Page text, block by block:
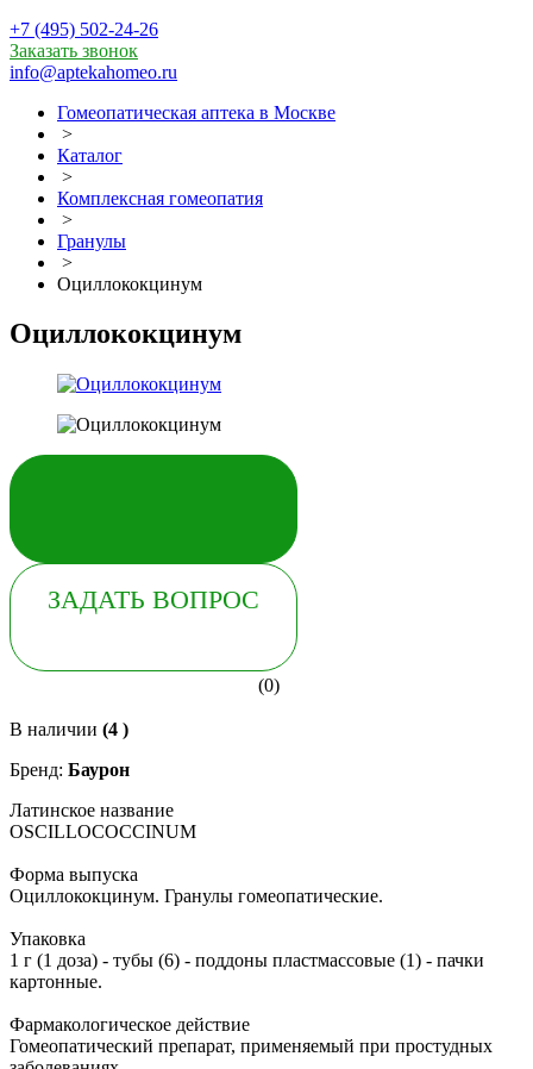
+7 (495) 502-24-26
Заказать звонок
info@aptekahomeo.ru
Гомеопатическая аптека в Москве
>
Каталог
>
Комплексная гомеопатия
>
Гранулы
>
Оциллококцинум
Оциллококцинум
ЗАДАТЬ ВОПРОС
(0)
В наличии (4 )
Бренд: Баурон
Латинское название
OSCILLOCOCCINUM
Форма выпуска
Оциллококцинум. Гранулы гомеопатические.
Упаковка
1 г (1 доза) - тубы (6) - поддоны пластмассовые (1) - пачки
картонные.
Фармакологическое действие
Гомеопатический препарат, применяемый при простудных